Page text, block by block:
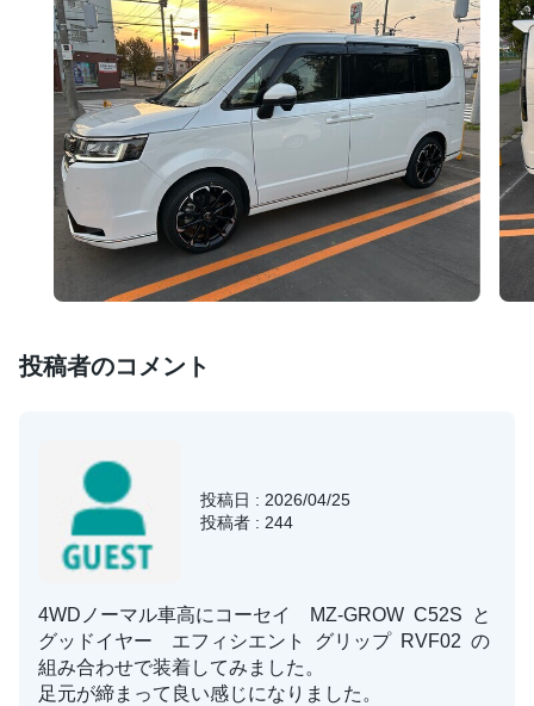
投稿者のコメント
投稿日 : 2026/04/25
投稿者 : 244
4WDノーマル車高にコーセイ MZ-GROW C52S と
グッドイヤー エフィシエント グリップ RVF02 の
組み合わせで装着してみました。
足元が締まって良い感じになりました。